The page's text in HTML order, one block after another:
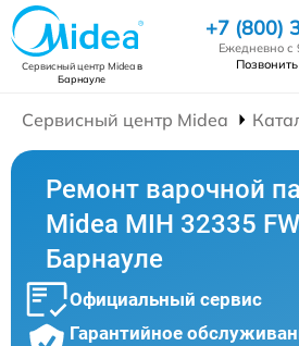
Сервисный центр Mideaв
Барнауле
+7 (800)
Ежедневно с
Позвонить
Сервисный центр Midea
Ремонт варочной
Midea MIH 32335
Барнауле
Официальный сервис
Гарантийное